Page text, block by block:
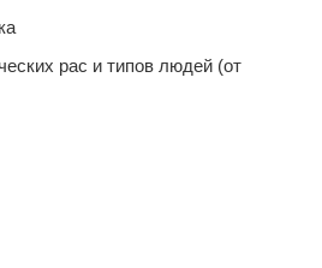
рас и типов людей (от